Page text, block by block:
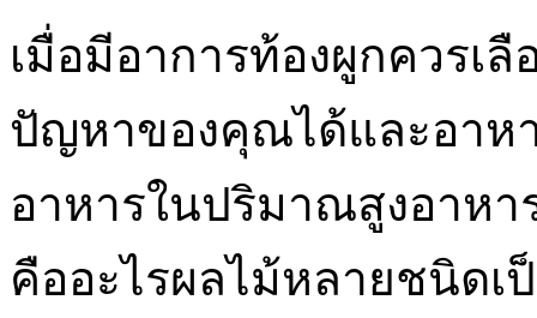
เมื่อมีอาการท้องผูกควรเ
ปัญหาของคุณได้และอาห
อาหารในปริมาณสูงอาห
คืออะไรผลไม้หลายชนิดเ